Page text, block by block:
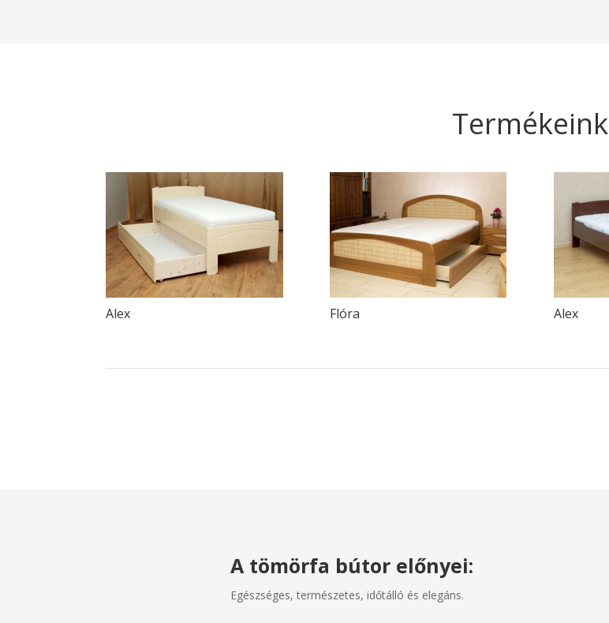
Termékeink
Alex Flóra Alex
A tömörfa bútor előnyei:
Egészséges, természetes, időtálló és elegáns.